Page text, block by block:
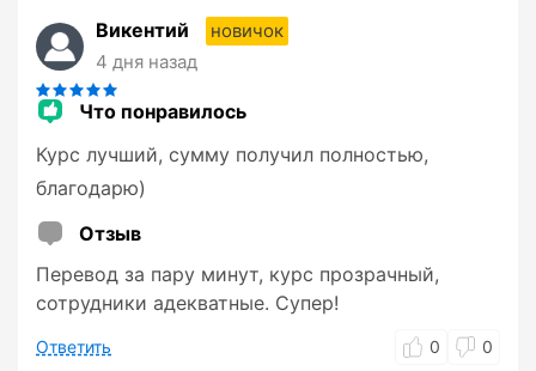
Викентий
новичок
4 дня назад
Что понравилось
Курс лучший, сумму получил полностью,
благодарю)
Отзыв
Перевод за пару минут, курс прозрачный,
сотрудники адекватные. Супер!
Ответить 0 0